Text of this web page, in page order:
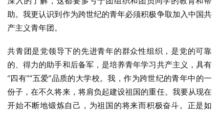
助。我更认识到作为跨世纪的青年必须积极争取加入中国共
产主义青年团。
共青团是党领导下的先进青年的群众性组织，是党的可靠
的、得力的助手和后备军，是培养青年学习共产主义，具有
“四有”“五爱”品质的大学校。我，作为跨世纪的青年中的一
份子，在不久将来，将肩负起建设祖国的重任。我要从现在
开始不断地锻炼自己，为祖国的将来而积极奋斗。正是如